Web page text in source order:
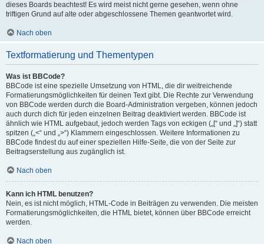
dieses Boards beachtest! Es wird meist nicht gerne gesehen, wenn ohne
triftigen Grund auf alte oder abgeschlossene Themen geantwortet wird.
Nach oben
Textformatierung und Thementypen
Was ist BBCode?
BBCode ist eine spezielle Umsetzung von HTML, die dir weitreichende
Formatierungsmöglichkeiten für deinen Text gibt. Die Rechte zur Verwendung
von BBCode werden durch die Board-Administration vergeben, können jedoch
auch durch dich für jeden einzelnen Beitrag deaktiviert werden. BBCode ist
ähnlich wie HTML aufgebaut, jedoch werden Tags von eckigen („[“ und „]“) statt
spitzen („<“ und „>“) Klammern eingeschlossen. Weitere Informationen zu
BBCode findest du auf einer speziellen Hilfe-Seite, die von der Seite zur
Beitragserstellung aus zugänglich ist.
Nach oben
Kann ich HTML benutzen?
Nein, es ist nicht möglich, HTML-Code in Beiträgen zu verwenden. Die meisten
Formatierungsmöglichkeiten, die HTML bietet, können über BBCode erreicht
werden.
Nach oben